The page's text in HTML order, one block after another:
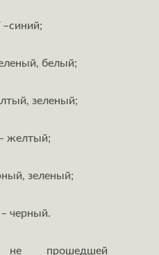
–синий;
белый;
зеленый;
желтый;
зеленый;
черный.
прошедшей